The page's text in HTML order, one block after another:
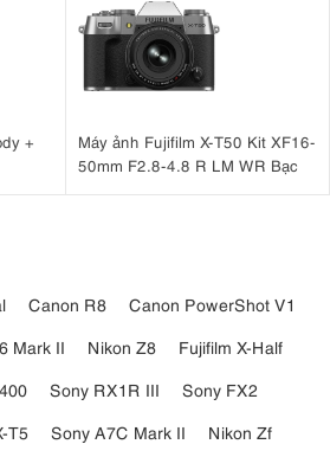
+
Máy ảnh Fujifilm X-T50 Kit XF16-
50mm F2.8-4.8 R LM WR Bạc
Canon R8
Canon PowerShot V1
Mark II Nikon Z8
Fujifilm X-Half
Sony RX1R III
Sony FX2
T5 Sony A7C Mark II
Nikon Zf